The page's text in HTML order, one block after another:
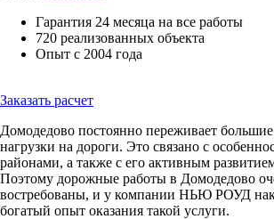
Гарантия 24 месяца на все работы
720 реализованных объекта
Опыт с 2004 года
Заказать расчет
Домодедово постоянно переживает большие
нагрузки на дороги. Это связано с
районами, а также с его активным
Поэтому дорожные работы в Домодедово
востребованы, и у компании НЬЮ РОУД
богатый опыт оказания такой услуги.